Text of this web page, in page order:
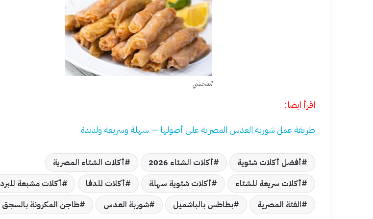
المحشي
اقرأ ايضا:
طريقة عمل شوربة العدس المصرية على أصولها — سهلة وسريعة ولذيذة
أفضل أكلات شتوية أكلات الشتاء 2026
أكلات الشتاء المصرية
أكلات سريعة للشتاء
أكلات شتوية سهلة أكلات للدفا
أكلات مشبعة للبرد
الفتة المصرية
بطاطس بالباشميل شوربة العدس طاجن المكرونة بالسجق